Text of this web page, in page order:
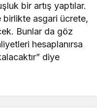
bir artış yaptılar.
birlikte asgari ücrete,
Bunlar da göz
hesaplanırsa
diye